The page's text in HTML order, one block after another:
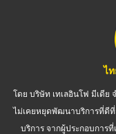
ไ
โดย บริษัท เทเลอินโฟ มีเดีย
ไม่เคยหยุดพัฒนาบริการที่ดี
บริการ จากผู้ประกอบการ